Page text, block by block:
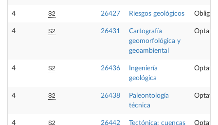
4 S2 26427 Riesgos geológicos
4 S2 26431
Cartografía
geomorfológica y
geoambiental
4 S2 26436
Ingeniería
geológica
4 S2 26438
Paleontología
técnica
4 S2 26442
Tectónica: cuencas